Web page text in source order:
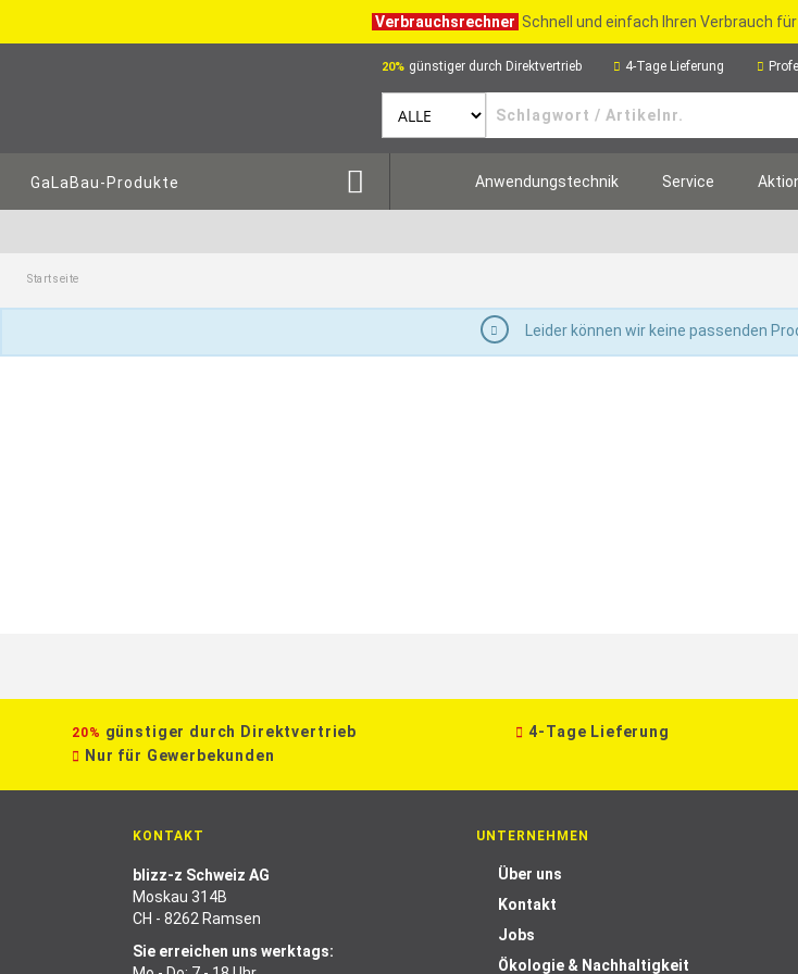
Verbrauchsrechner Schnell und einfach Ihren Verbrauch
20% günstiger durch Direktvertrieb 4-Tage Lieferung
GaLaBau-Produkte Anwendungstechnik Service
Startseite
Leider können wir keine passenden
20% günstiger durch Direktvertrieb 4-Tage Lieferung
Nur für Gewerbekunden
KONTAKT
blizz-z Schweiz AG
Moskau 314B
CH - 8262 Ramsen
Sie erreichen uns werktags:
UNTERNEHMEN
Über uns
Kontakt
Jobs
Ökologie & Nachhaltigkeit